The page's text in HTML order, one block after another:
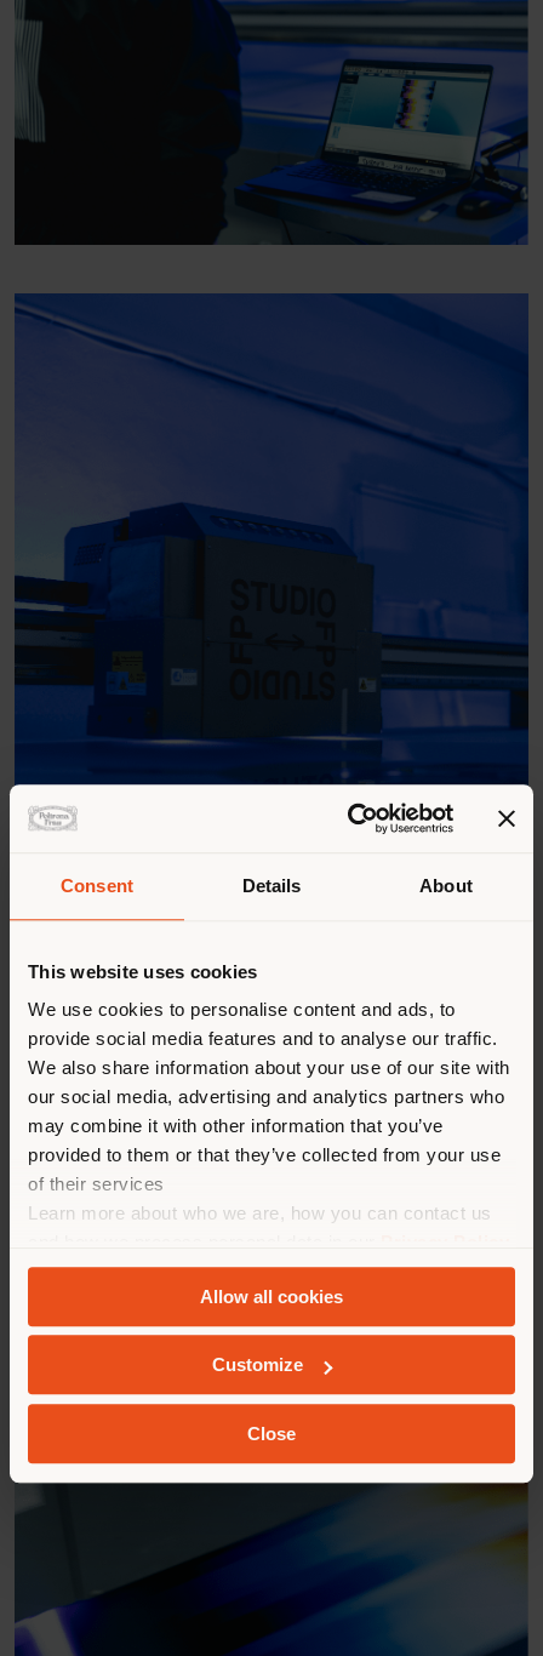
Consent Details About
This website uses cookies
We use cookies to personalise content and ads, to
provide social media features and to analyse our traffic.
We also share information about your use of our site with
our social media, advertising and analytics partners who
may combine it with other information that you’ve
provided to them or that they’ve collected from your use
of their services
Learn more about who we are, how you can contact us
andCookie Policy.
Allow all cookies
Customize
Close